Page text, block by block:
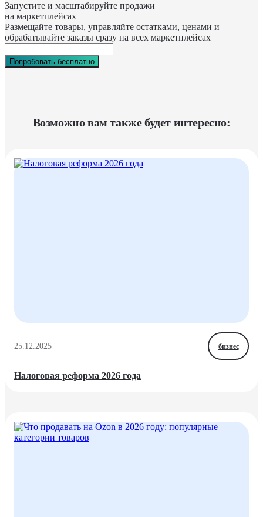
Запустите и масштабируйте продажи
на маркетплейсах
Размещайте товары, управляйте остатками, ценами и
обрабатывайте заказы сразу на всех маркетплейсах
Попробовать бесплатно
Возможно вам также будет интересно:
25.12.2025 бизнес
Налоговая реформа 2026 года